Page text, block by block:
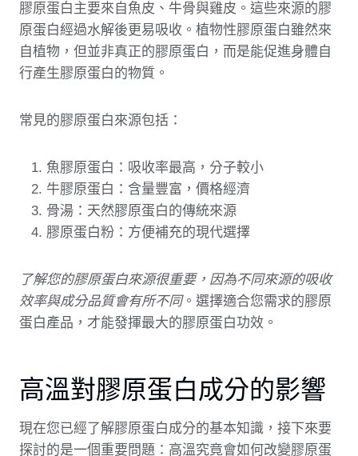
膠原蛋白主要來自魚皮、牛骨與雞皮。這些來源的膠
原蛋白經過水解後更易吸收。植物性膠原蛋白雖然來
自植物，但並非真正的膠原蛋白，而是能促進身體自
行產生膠原蛋白的物質。
常見的膠原蛋白來源包括：
魚膠原蛋白：吸收率最高，分子較小
牛膠原蛋白：含量豐富，價格經濟
骨湯：天然膠原蛋白的傳統來源
膠原蛋白粉：方便補充的現代選擇
了解您的膠原蛋白來源很重要，因為不同來源的吸收
效率與成分品質會有所不同。選擇適合您需求的膠原
蛋白產品，才能發揮最大的膠原蛋白功效。
高溫對膠原蛋白成分的影響
現在您已經了解膠原蛋白成分的基本知識，接下來要
探討的是一個重要問題：高溫究竟會如何改變膠原蛋